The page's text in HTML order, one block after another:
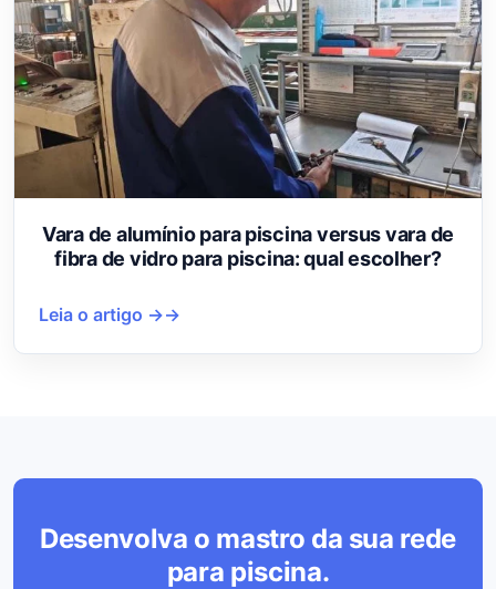
Vara de alumínio para piscina versus vara de
fibra de vidro para piscina: qual escolher?
Leia o artigo →
Desenvolva o mastro da sua rede
para piscina.